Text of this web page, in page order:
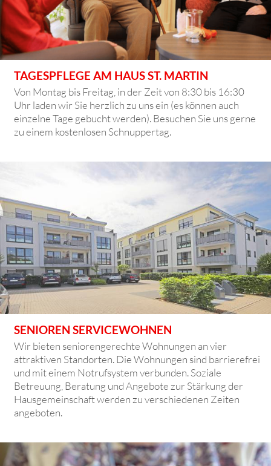
TAGESPFLEGE AM HAUS ST. MARTIN
Von Montag bis Freitag, in der Zeit von 8:30 bis 16:30
Uhr laden wir Sie herzlich zu uns ein (es können auch
einzelne Tage gebucht werden). Besuchen Sie uns gerne
zu einem kostenlosen Schnuppertag.
SENIOREN SERVICEWOHNEN
Wir bieten seniorengerechte Wohnungen an vier
attraktiven Standorten. Die Wohnungen sind barrierefrei
und mit einem Notrufsystem verbunden. Soziale
Betreuung, Beratung und Angebote zur Stärkung der
Hausgemeinschaft werden zu verschiedenen Zeiten
angeboten.